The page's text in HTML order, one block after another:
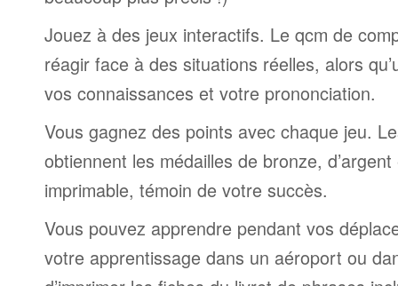
Jouez à des jeux interactifs. Le qcm de
réagir face à des situations réelles, alors
vos connaissances et votre prononciation.
Vous gagnez des points avec chaque jeu.
obtiennent les médailles de bronze,
imprimable, témoin de votre succès.
Vous pouvez apprendre pendant vos
votre apprentissage dans un aéroport ou